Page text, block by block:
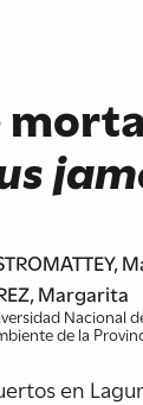
Margarita
Nacional
de la
en